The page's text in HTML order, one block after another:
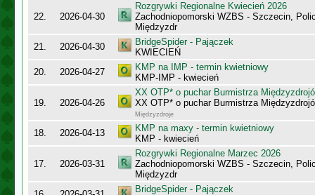
22. 2026-04-30
Rozgrywki Regionalne Kwiecień 2026
Zachodniopomorski WZBS - Szczecin,
Międzyzdr
21.
2026-04-30
BridgeSpider - Pajączek
KWIECIEŃ
20.
2026-04-27
KMP na IMP - termin kwietniowy
KMP-IMP - kwiecień
19. 2026-04-26
XX OTP* o puchar Burmistrza
XX OTP* o puchar Burmistrza
Międzyzdroje
18. 2026-04-13
KMP na maxy - termin kwietniowy
KMP - kwiecień
17. 2026-03-31
Rozgrywki Regionalne Marzec 2026
Zachodniopomorski WZBS - Szczecin,
Międzyzdr
BridgeSpider - Pajączek